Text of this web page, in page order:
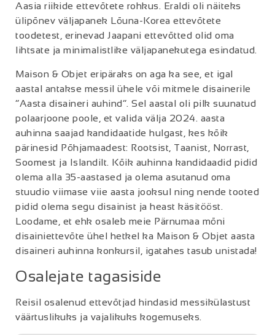
Aasia riikide ettevõtete rohkus. Eraldi oli näiteks
ülipõnev väljapanek Lõuna-Korea ettevõtete
toodetest, erinevad Jaapani ettevõtted olid oma
lihtsate ja minimalistlike väljapanekutega esindatud.
Maison & Objet eripäraks on aga ka see, et igal
aastal antakse messil ühele või mitmele disainerile
“Aasta disaineri auhind”. Sel aastal oli pilk suunatud
polaarjoone poole, et valida välja 2024. aasta
auhinna saajad kandidaatide hulgast, kes kõik
pärinesid Põhjamaadest: Rootsist, Taanist, Norrast,
Soomest ja Islandilt. Kõik auhinna kandidaadid pidid
olema alla 35-aastased ja olema asutanud oma
stuudio viimase viie aasta jooksul ning nende tooted
pidid olema segu disainist ja heast käsitööst.
Loodame, et ehk osaleb meie Pärnumaa mõni
disainiettevõte ühel hetkel ka Maison & Objet aasta
disaineri auhinna konkursil, igatahes tasub unistada!
Osalejate tagasiside
Reisil osalenud ettevõtjad hindasid messikülastust
väärtuslikuks ja vajalikuks kogemuseks.